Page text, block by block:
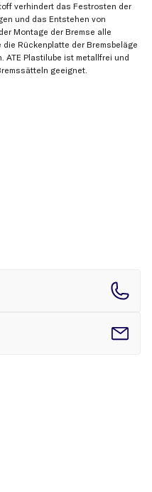
verhindert das Festrosten der
und das Entstehen von
Montage der Bremse alle
Rückenplatte der Bremsbeläge
ATE Plastilube ist metallfrei und
geeignet.